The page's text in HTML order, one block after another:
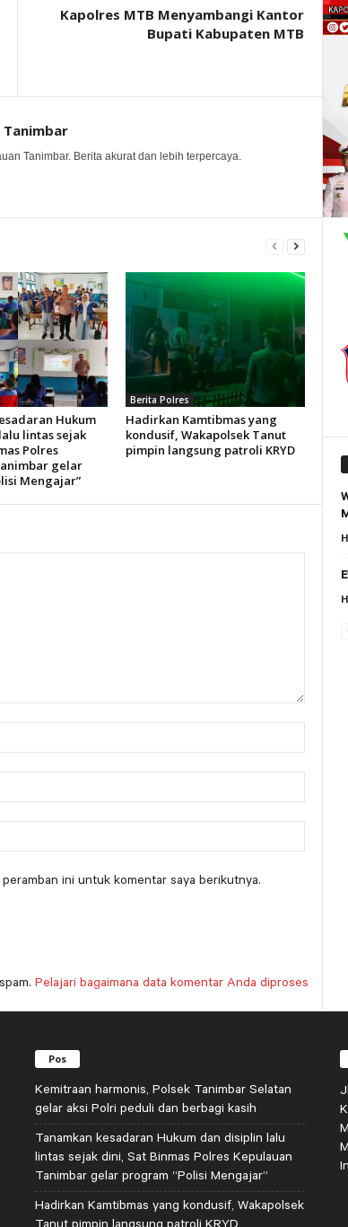
Kapolres MTB Menyambangi Kantor
Bupati Kabupaten MTB
Tanimbar
Tanimbar. Berita akurat dan lebih terpercaya.
Hukum
lintas sejak
Polres
gelar
Mengajar”
Berita Polres
Hadirkan Kamtibmas yang
kondusif, Wakapolsek Tanut
pimpin langsung patroli KRYD
ini untuk komentar saya berikutnya.
Pelajari bagaimana data komentar Anda diproses
Pos
Kemitraan harmonis, Polsek Tanimbar Selatan
gelar aksi Polri peduli dan berbagi kasih
Tanamkan kesadaran Hukum dan disiplin lalu
lintas sejak dini, Sat Binmas Polres Kepulauan
Tanimbar gelar program “Polisi Mengajar”
Hadirkan Kamtibmas yang kondusif, Wakapolsek
Tanut pimpin langsung patroli KRYD